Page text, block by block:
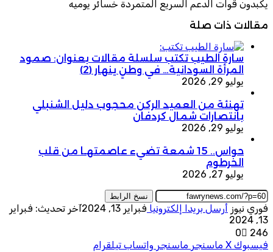
يكبدون قوات الدعم السريع المتمردة خسائر يوميه
مقالات ذات صلة
سارة الطيب تكتب سلسلة مقالات بعنوان: صمود
المرأة السودانية… في وطنٍ ينهار (2)
يوليو 29, 2026
تهنئة من العميد الركن محجوب دليل الشنبلي
بانتصارات شمال كردفان
يوليو 29, 2026
حواس.. 15 شمعة تضيء عاصمتهـا من قلب
الخرطوم
يوليو 27, 2026
نسخ الرابط
فوري نيوز أرسل بريدا إلكترونيا فبراير 13, 2024
آخر تحديث: فبراير
13, 2024
0
246
فيسبوك ‫X ماسنجر ماسنجر واتساب تيلقرام